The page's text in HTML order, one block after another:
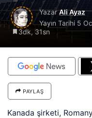
YazarAli Ayaz
Yayın Tarihi 5
3dk, 31sn
PAYLAŞ
Kanada şirketi,